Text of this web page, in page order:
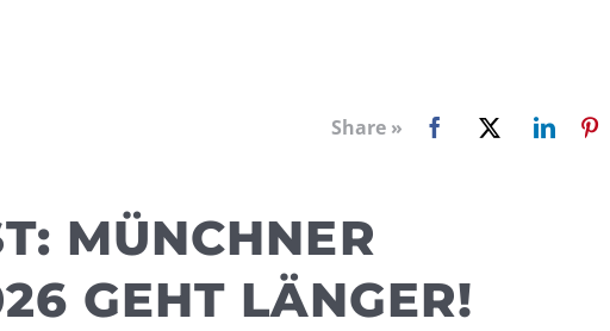
Share »
MÜNCHNER F
GEHT LÄNGER!